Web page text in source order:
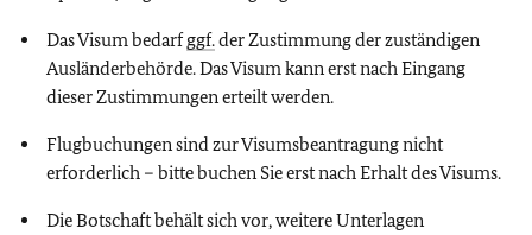
Das Visum bedarfggf.der Zustimmung der zuständigen
Ausländerbehörde. Das Visum kann erst nach Eingang
dieser Zustimmungen erteilt werden.
Flugbuchungen sind zur Visumsbeantragung nicht
erforderlich – bitte buchen Sie erst nach Erhalt des Visums.
Die Botschaft behält sich vor, weitere Unterlagen